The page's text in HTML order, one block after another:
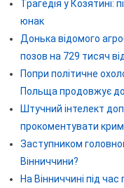
Трагедія у Козятині:
юнак
Донька відомого
позов на 729 тисяч
Попри політичне
Польща продовжує
Штучний інтелект
прокоментувати
Заступником
Вінниччини?
На Вінниччині під